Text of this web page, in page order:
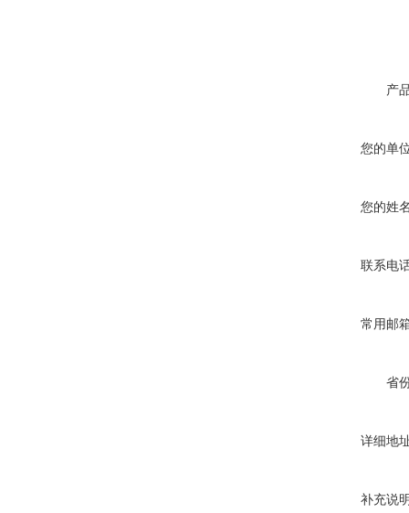
产
您的单
您的姓
联系电
常用邮
省
详细地
补充说